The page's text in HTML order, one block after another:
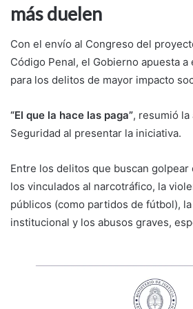
más duelen
Con el envío al Congreso del
Código Penal, el Gobierno apuesta
para los delitos de mayor impacto
“El que la hace las paga”, resumió
Seguridad al presentar la iniciativa.
Entre los delitos que buscan golpear
los vinculados al narcotráfico, la
públicos (como partidos de fútbol),
institucional y los abusos graves,